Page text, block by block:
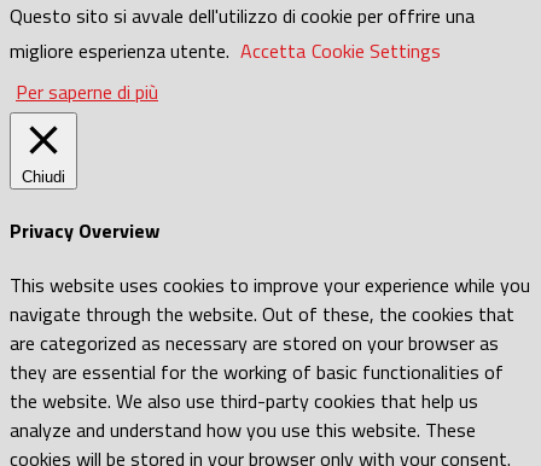
Questo sito si avvale dell'utilizzo di cookie per offrire una
migliore esperienza utente. Accetta Cookie Settings
Per saperne di più
Chiudi
Privacy Overview
This website uses cookies to improve your experience while you
navigate through the website. Out of these, the cookies that
are categorized as necessary are stored on your browser as
they are essential for the working of basic functionalities of
the website. We also use third-party cookies that help us
analyze and understand how you use this website. These
cookies will be stored in your browser only with your consent.